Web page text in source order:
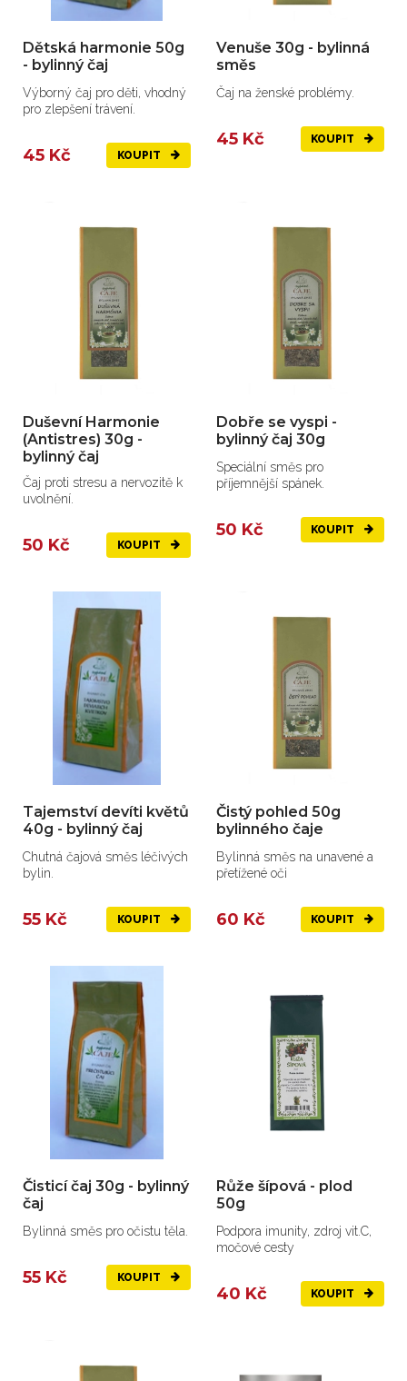
Dětská harmonie 50g
- bylinný čaj
Výborný čaj pro děti, vhodný
pro zlepšení trávení.
45 Kč KOUPIT
Venuše 30g - bylinná
směs
Čaj na ženské problémy.
45 Kč KOUPIT
Duševní Harmonie
(Antistres) 30g -
bylinný čaj
Čaj proti stresu a nervozitě k
uvolnění.
50 Kč KOUPIT
Dobře se vyspi -
bylinný čaj 30g
Speciální směs pro
příjemnější spánek.
50 Kč KOUPIT
Tajemství devíti květů
40g - bylinný čaj
Chutná čajová směs léčivých
bylin.
55 Kč KOUPIT
Čistý pohled 50g
bylinného čaje
Bylinná směs na unavené a
přetížené oči
60 Kč KOUPIT
Čisticí čaj 30g - bylinný
čaj
Bylinná směs pro očistu těla.
55 Kč KOUPIT
Růže šípová - plod
50g
Podpora imunity, zdroj vit.C,
močové cesty
40 Kč KOUPIT